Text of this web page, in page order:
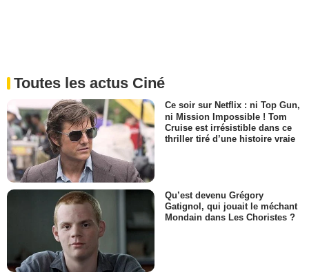
Toutes les actus Ciné
Ce soir sur Netflix : ni Top Gun,
ni Mission Impossible ! Tom
Cruise est irrésistible dans ce
thriller tiré d’une histoire vraie
Qu’est devenu Grégory
Gatignol, qui jouait le méchant
Mondain dans Les Choristes ?